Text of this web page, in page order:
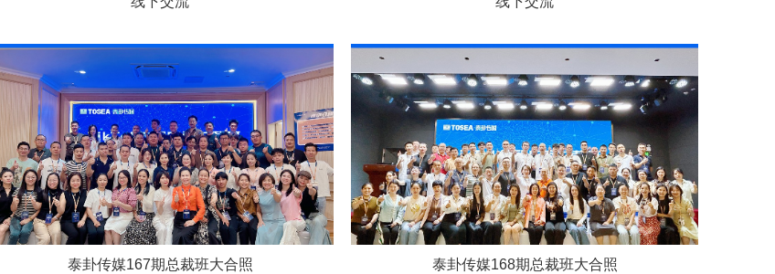
泰卦传媒167期总裁班大合照 泰卦传媒168期总裁班大合照